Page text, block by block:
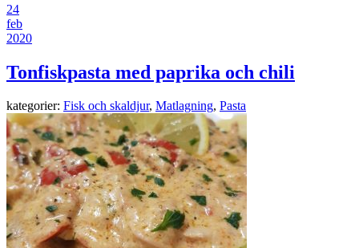
24
feb
2020
Tonfiskpasta med paprika och chili
kategorier: Fisk och skaldjur, Matlagning, Pasta